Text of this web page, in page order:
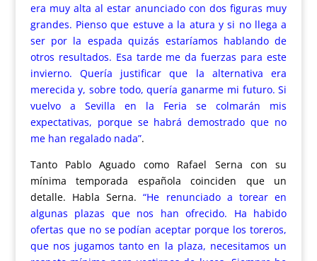
era muy alta al estar anunciado con dos figuras muy
grandes. Pienso que estuve a la atura y si no llega a
ser por la espada quizás estaríamos hablando de
otros resultados. Esa tarde me da fuerzas para este
invierno. Quería justificar que la alternativa era
merecida y, sobre todo, quería ganarme mi futuro. Si
vuelvo a Sevilla en la Feria se colmarán mis
expectativas, porque se habrá demostrado que no
me han regalado nada”.
Tanto Pablo Aguado como Rafael Serna con su
mínima temporada española coinciden que un
detalle. Habla Serna.“He renunciado a torear en
algunas plazas que nos han ofrecido. Ha habido
ofertas que no se podían aceptar porque los toreros,
que nos jugamos tanto en la plaza, necesitamos un